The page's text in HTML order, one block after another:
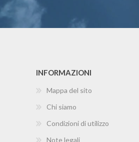
INFORMAZIONI
Mappa del sito
Chi siamo
Condizioni di utilizzo
Note legali